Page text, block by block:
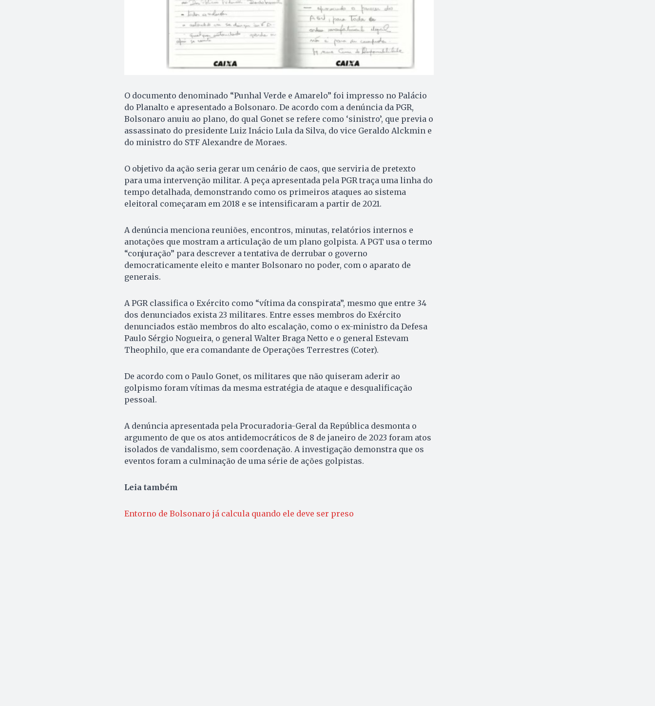
O documento denominado “Punhal Verde e Amarelo” foi impresso no Palácio
do Planalto e apresentado a Bolsonaro. De acordo com a denúncia da PGR,
Bolsonaro anuiu ao plano, do qual Gonet se refere como ‘sinistro’, que previa o
assassinato do presidente Luiz Inácio Lula da Silva, do vice Geraldo Alckmin e
do ministro do STF Alexandre de Moraes.
O objetivo da ação seria gerar um cenário de caos, que serviria de pretexto
para uma intervenção militar. A peça apresentada pela PGR traça uma linha do
tempo detalhada, demonstrando como os primeiros ataques ao sistema
eleitoral começaram em 2018 e se intensificaram a partir de 2021.
A denúncia menciona reuniões, encontros, minutas, relatórios internos e
anotações que mostram a articulação de um plano golpista. A PGT usa o termo
“conjuração” para descrever a tentativa de derrubar o governo
democraticamente eleito e manter Bolsonaro no poder, com o aparato de
generais.
A PGR classifica o Exército como “vítima da conspirata”, mesmo que entre 34
dos denunciados exista 23 militares. Entre esses membros do Exército
denunciados estão membros do alto escalação, como o ex-ministro da Defesa
Paulo Sérgio Nogueira, o general Walter Braga Netto e o general Estevam
Theophilo, que era comandante de Operações Terrestres (Coter).
De acordo com o Paulo Gonet, os militares que não quiseram aderir ao
golpismo foram vítimas da mesma estratégia de ataque e desqualificação
pessoal.
A denúncia apresentada pela Procuradoria-Geral da República desmonta o
argumento de que os atos antidemocráticos de 8 de janeiro de 2023 foram atos
isolados de vandalismo, sem coordenação. A investigação demonstra que os
eventos foram a culminação de uma série de ações golpistas.
Leia também
Entorno de Bolsonaro já calcula quando ele deve ser preso